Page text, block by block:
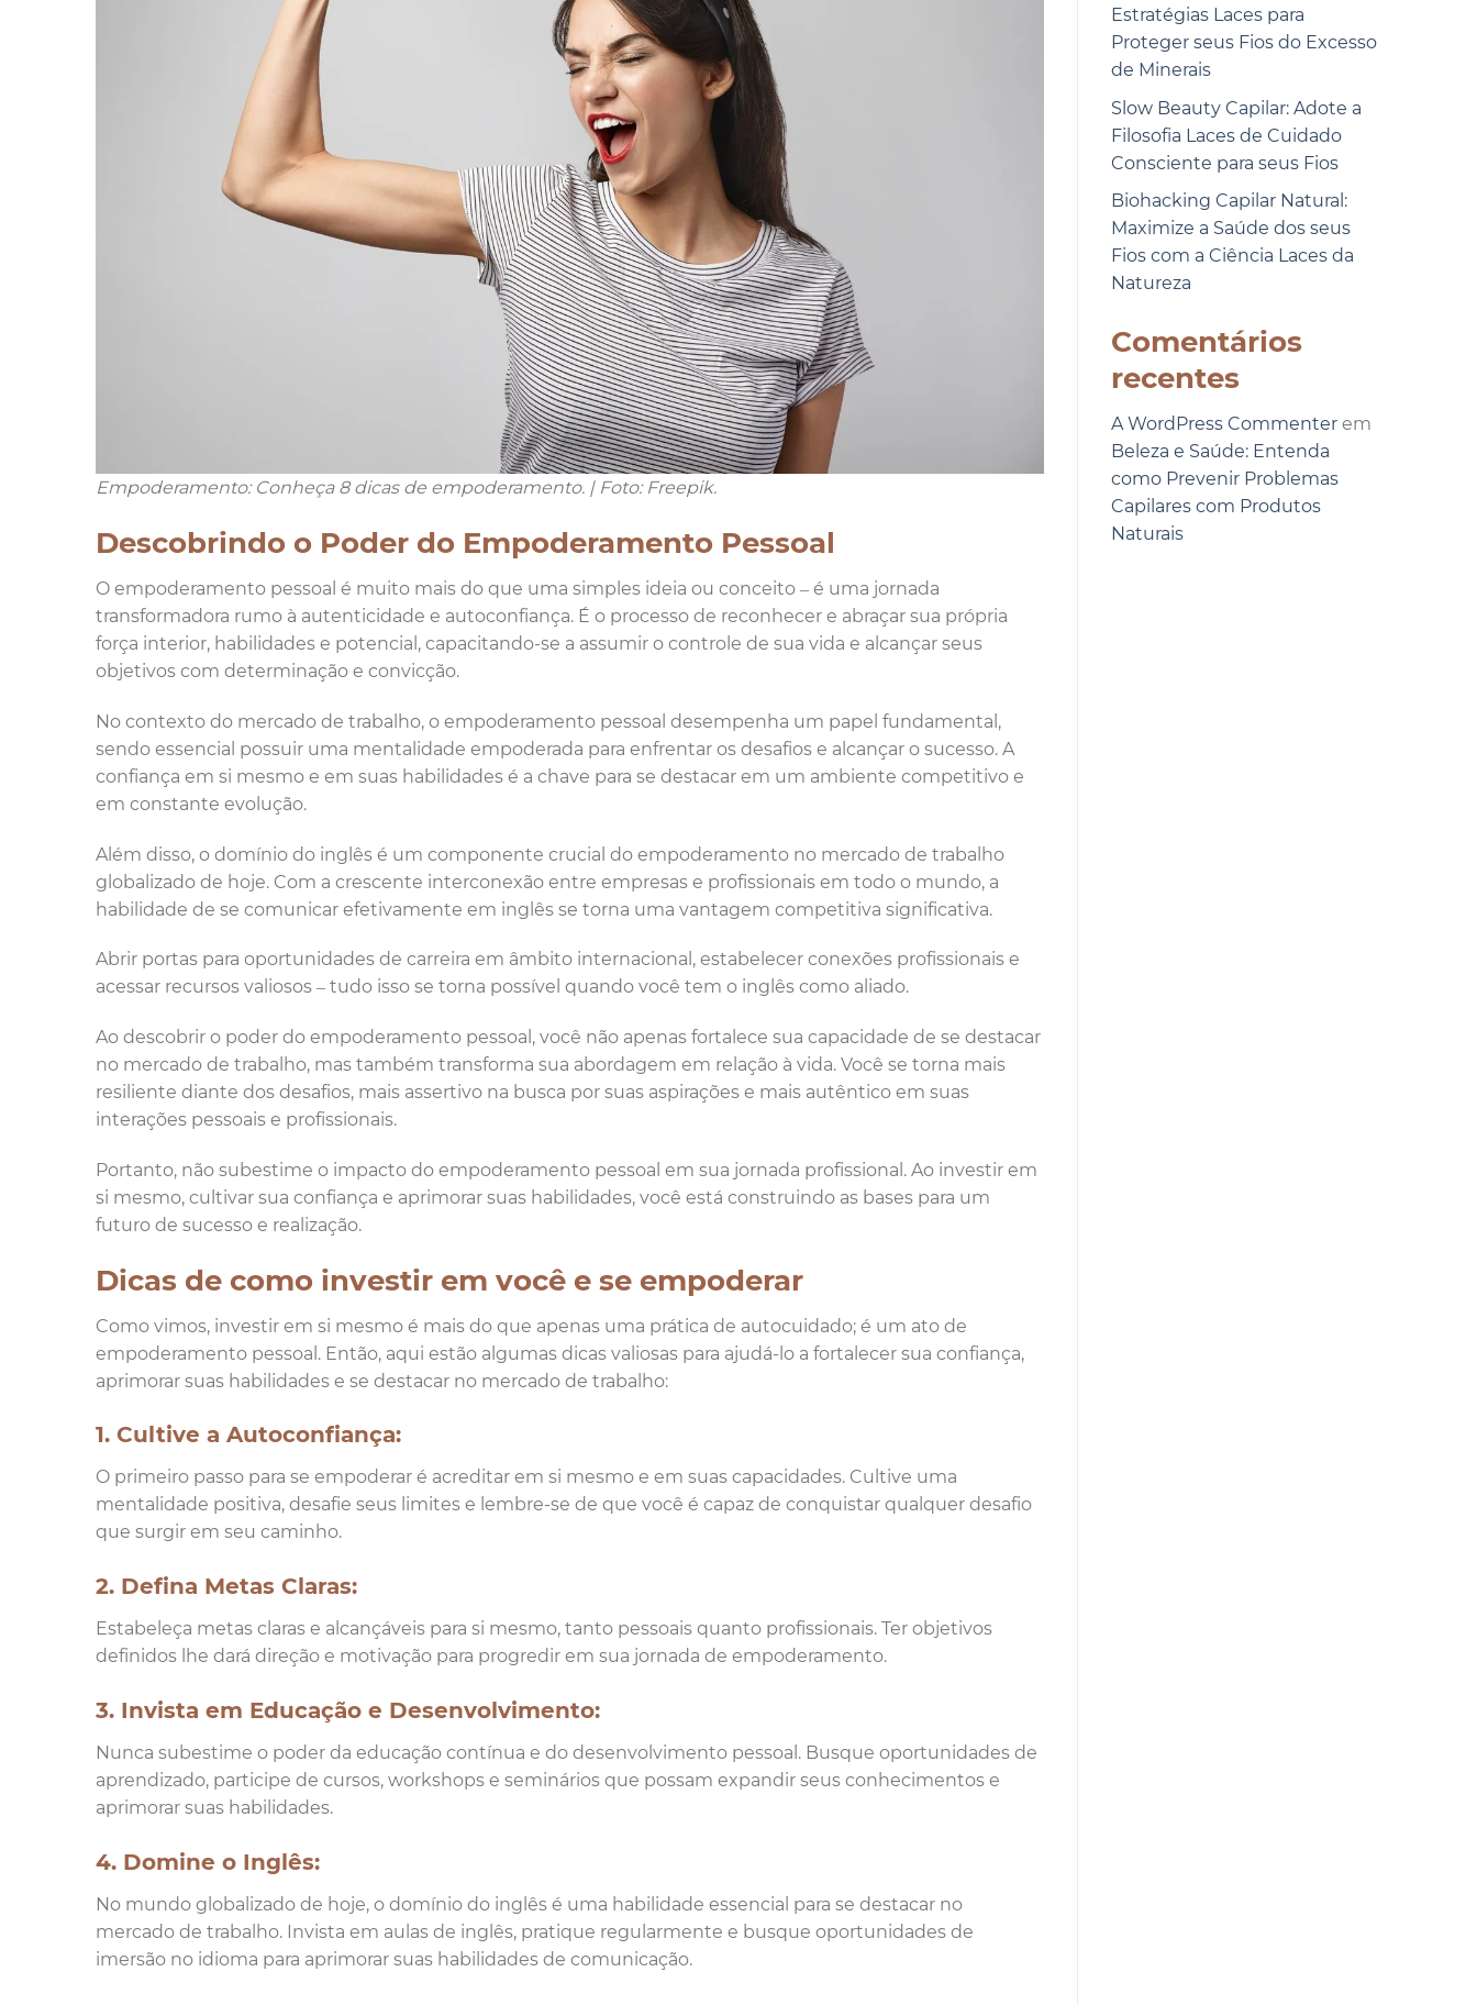
Empoderamento: Conheça 8 dicas de empoderamento. | Foto: Freepik.
Descobrindo o Poder do Empoderamento Pessoal
O empoderamento pessoal é muito mais do que uma simples ideia ou conceito – é uma jornada
transformadora rumo à autenticidade e autoconfiança. É o processo de reconhecer e abraçar sua própria
força interior, habilidades e potencial, capacitando-se a assumir o controle de sua vida e alcançar seus
objetivos com determinação e convicção.
No contexto do mercado de trabalho, o empoderamento pessoal desempenha um papel fundamental,
sendo essencial possuir uma mentalidade empoderada para enfrentar os desafios e alcançar o sucesso. A
confiança em si mesmo e em suas habilidades é a chave para se destacar em um ambiente competitivo e
em constante evolução.
Além disso, o domínio do inglês é um componente crucial do empoderamento no mercado de trabalho
globalizado de hoje. Com a crescente interconexão entre empresas e profissionais em todo o mundo, a
habilidade de se comunicar efetivamente em inglês se torna uma vantagem competitiva significativa.
Abrir portas para oportunidades de carreira em âmbito internacional, estabelecer conexões profissionais e
acessar recursos valiosos – tudo isso se torna possível quando você tem o inglês como aliado.
Ao descobrir o poder do empoderamento pessoal, você não apenas fortalece sua capacidade de se destacar
no mercado de trabalho, mas também transforma sua abordagem em relação à vida. Você se torna mais
resiliente diante dos desafios, mais assertivo na busca por suas aspirações e mais autêntico em suas
interações pessoais e profissionais.
Portanto, não subestime o impacto do empoderamento pessoal em sua jornada profissional. Ao investir em
si mesmo, cultivar sua confiança e aprimorar suas habilidades, você está construindo as bases para um
futuro de sucesso e realização.
Dicas de como investir em você e se empoderar
Como vimos, investir em si mesmo é mais do que apenas uma prática de autocuidado; é um ato de
empoderamento pessoal. Então, aqui estão algumas dicas valiosas para ajudá-lo a fortalecer sua confiança,
aprimorar suas habilidades e se destacar no mercado de trabalho:
1. Cultive a Autoconfiança:
O primeiro passo para se empoderar é acreditar em si mesmo e em suas capacidades. Cultive uma
mentalidade positiva, desafie seus limites e lembre-se de que você é capaz de conquistar qualquer desafio
que surgir em seu caminho.
2. Defina Metas Claras:
Estabeleça metas claras e alcançáveis para si mesmo, tanto pessoais quanto profissionais. Ter objetivos
definidos lhe dará direção e motivação para progredir em sua jornada de empoderamento.
3. Invista em Educação e Desenvolvimento:
Nunca subestime o poder da educação contínua e do desenvolvimento pessoal. Busque oportunidades de
aprendizado, participe de cursos, workshops e seminários que possam expandir seus conhecimentos e
aprimorar suas habilidades.
4. Domine o Inglês:
No mundo globalizado de hoje, o domínio do inglês é uma habilidade essencial para se destacar no
mercado de trabalho. Invista em aulas de inglês, pratique regularmente e busque oportunidades de
imersão no idioma para aprimorar suas habilidades de comunicação.
Estratégias Laces para
Proteger seus Fios do Excesso
de Minerais
Slow Beauty Capilar: Adote a
Filosofia Laces de Cuidado
Consciente para seus Fios
Biohacking Capilar Natural:
Maximize a Saúde dos seus
Fios com a Ciência Laces da
Natureza
Comentários
recentes
A WordPress Commenterem
Beleza e Saúde: Entenda
como Prevenir Problemas
Capilares com Produtos
Naturais